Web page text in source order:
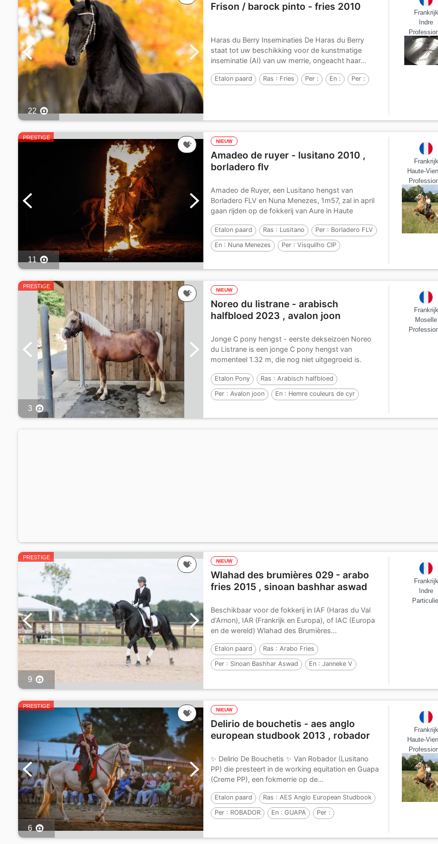
22
Frison / barock pinto - fries 2010
Haras du Berry Inseminaties De Haras du Berry
staat tot uw beschikking voor de kunstmatige
inseminatie (AI) van uw merrie, ongeacht haar...
Etalon paard Ras : Fries Per : En : Per :
Frankrijk
Indre
PRESTIGE
11
NIEUW
Amadeo de ruyer - lusitano 2010 ,
borladero flv
Amadeo de Ruyer, een Lusitano hengst van
Borladero FLV en Nuna Menezes, 1m57, zal in april
gaan rijden op de fokkerij van Aure in Haute
Etalon paard Ras : Lusitano Per : Borladero FLV
En : Nuna Menezes Per :Visquilho CIP
Frankrijk
Haute-
PRESTIGE
3
NIEUW
Noreo du listrane - arabisch
halfbloed 2023 , avalon joon
Jonge C pony hengst - eerste dekseizoen Noreo
du Listrane is een jonge C pony hengst van
momenteel 1.32 m, die nog niet uitgegroeid is.
Etalon Pony Ras :Arabisch halfbloed
Per :Avalon joon En : Hemre couleurs de cyr
Frankrijk
Moselle
PRESTIGE
9
NIEUW
Wlahad des brumières 029 - arabo
fries 2015 , sinoan bashhar aswad
Beschikbaar voor de fokkerij in IAF (Haras du Val
d'Arnon), IAR (Frankrijk en Europa), of IAC (Europa
en de wereld) Wlahad des Brumières...
Etalon paard Ras :Arabo Fries
Per : Sinoan Bashhar Aswad En :Janneke V
Frankrijk
Indre
PRESTIGE
6
NIEUW
Delirio de bouchetis - aes anglo
european studbook 2013 , robador
✨️ Delirio De Bouchetis ✨️ Van Robador (Lusitano
PP) die presteert in de working equitation en Guapa
(Creme PP), een fokmerrie op de...
Etalon paard Ras :AES Anglo European Studbook
Per : ROBADOR En :GUAPA Per :
Frankrijk
Haute-